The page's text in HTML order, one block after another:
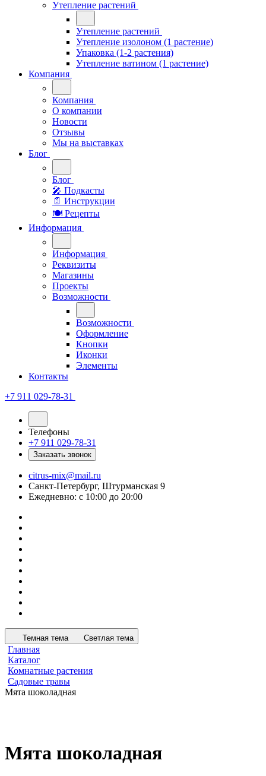
Утепление растений
Утепление растений
Утепление изолоном (1 растение)
Упаковка (1-2 растения)
Утепление ватином (1 растение)
Компания
Компания
О компании
Новости
Отзывы
Мы на выставках
Блог
Блог
🎤︎︎ Подкасты
📄 Инструкции
🍽 Рецепты
Информация
Информация
Реквизиты
Магазины
Проекты
Возможности
Возможности
Оформление
Кнопки
Иконки
Элементы
Контакты
+7 911 029-78-31
Телефоны
+7 911 029-78-31
Заказать звонок
citrus-mix@mail.ru
Санкт-Петербург, Штурманская 9
Ежедневно: с 10:00 до 20:00
Темная тема Светлая тема
Главная
Каталог
Комнатные растения
Садовые травы
Мята шоколадная
Мята шоколадная